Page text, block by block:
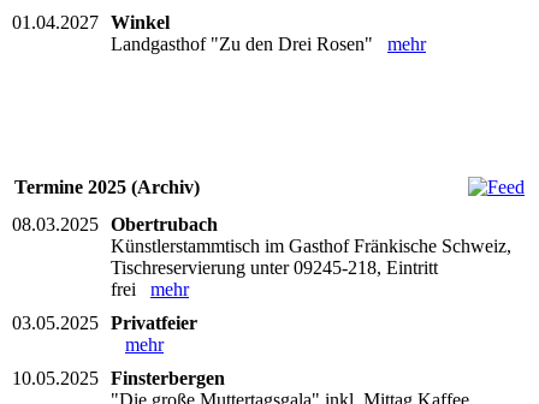
01.04.2027 Winkel
Landgasthof "Zu den Drei Rosen" mehr
Termine 2025 (Archiv)
08.03.2025 Obertrubach
Künstlerstammtisch im Gasthof Fränkische Schweiz,
Tischreservierung unter 09245-218, Eintritt
frei mehr
03.05.2025 Privatfeier
mehr
10.05.2025 Finsterbergen
"Die große Muttertagsgala" inkl. Mittag Kaffee